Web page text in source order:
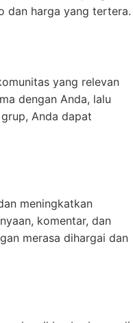
dengan Anda, lalu
meningkatkan
komentar, dan
iklan berbayar di
memonitor performa